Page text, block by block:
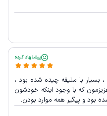
پیشنهاد کرده
، بسیار با سلیقه چیده شده بود ،
که با وجود اینکه خودشون
بود و پیگیر همه موارد بودن.